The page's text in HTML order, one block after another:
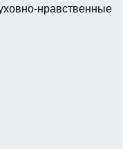
нравственные